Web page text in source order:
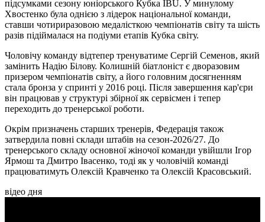
підсумками сезону юніорського Кубка IBU. У минулому
Хвостенко була однією з лідерок національної команди,
ставши чотириразовою медалісткою чемпіонатів світу та шість
разів підіймалася на подіуми етапів Кубка світу.
Чоловічу команду відтепер тренуватиме Сергій Семенов, який
замінить Надію Білову. Колишній біатлоніст є дворазовим
призером чемпіонатів світу, а його головним досягненням
стала бронза у спринті у 2016 році. Після завершення кар'єри
він працював у структурі збірної як сервісмен і тепер
переходить до тренерської роботи.
Окрім призначень старших тренерів, Федерація також
затвердила повні склади штабів на сезон-2026/27. До
тренерського складу основної жіночої команди увійшли Ігор
Ярмош та Дмитро Івасенко, тоді як у чоловічій команді
працюватимуть Олексій Кравченко та Олексій Красовський.
відео дня